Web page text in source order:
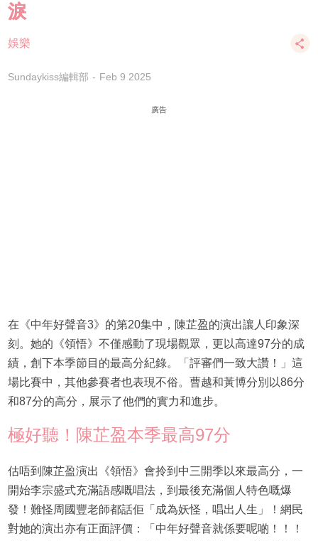
淚
娛樂
Sundaykiss編輯部 Feb 9 2025
廣告
在《中年好聲音3》的第20集中，陳芷盈的演出讓人印象深
刻。她的《領悟》不僅感動了現場觀眾，更以高達97分的成
績，創下本季節目的最高分紀錄。「評審們一致大讚！」這
場比賽中，其他參賽者也表現不俗。曹越和黃博分別以86分
和87分的高分，展示了他們的實力和進步。
極好聽！陳芷盈本季最高97分
估唔到陳芷盈演出《領悟》會拎到中三開季以來最高分，一
開始李宗盛式充滿語感嘅唱法，到最後充滿個人特色嘅爆
發！難怪周國豐老師都話佢「成為妖怪，唱出人生」！網民
對她的演出亦有正面評價：「中年好聲音就係要呢啲！！！